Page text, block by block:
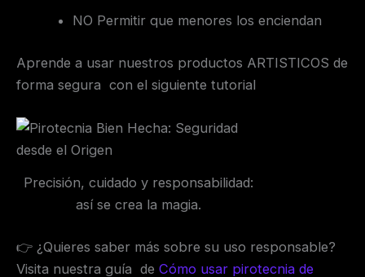
NO Permitir que menores los enciendan
Aprende a usar nuestros productos ARTISTICOS de
forma segura con el siguiente tutorial
Precisión, cuidado y responsabilidad:
así se crea la magia.
👉 ¿Quieres saber más sobre su uso responsable?
Visita nuestra guía de Cómo usar pirotecnia de